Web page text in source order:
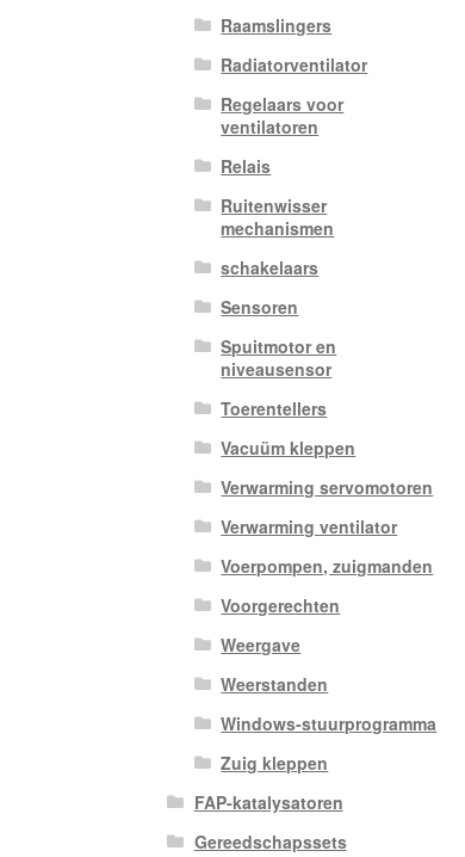
Raamslingers
Radiatorventilator
Regelaars voor
ventilatoren
Relais
Ruitenwisser
mechanismen
schakelaars
Sensoren
Spuitmotor en
niveausensor
Toerentellers
Vacuüm kleppen
Verwarming servomotoren
Verwarming ventilator
Voerpompen, zuigmanden
Voorgerechten
Weergave
Weerstanden
Windows-stuurprogramma
Zuig kleppen
FAP-katalysatoren
Gereedschapssets